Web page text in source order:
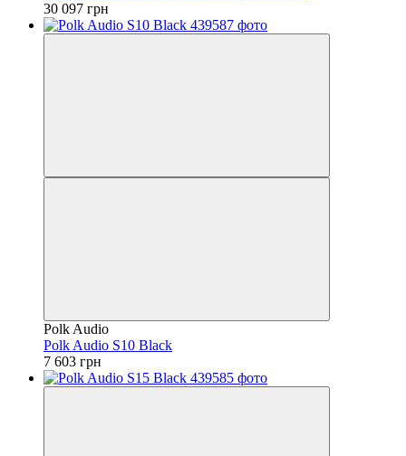
30 097 грн
Polk Audio
Polk Audio S10 Black
7 603 грн